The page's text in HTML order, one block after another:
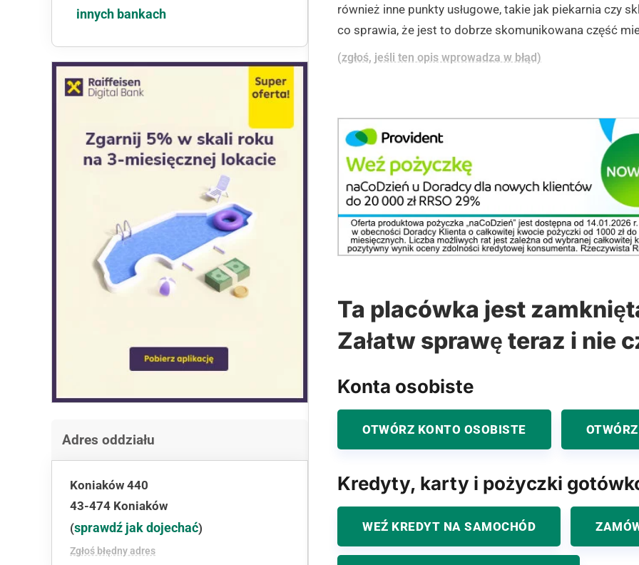
innych bankach
Adres oddziału
Koniaków 440
43-474 Koniaków
(sprawdź jak dojechać)
Zgłoś błędny adres
również inne punkty usługowe, takie jak piekarnia czy
co sprawia, że jest to dobrze skomunikowana część
(zgłoś, jeśli ten opis wprowadza w błąd)
Ta placówka jest
Załatw sprawę teraz i nie
Konta osobiste
OTWÓRZ KONTO OSOBISTE
Kredyty, karty i pożyczki
WEŹ KREDYT NA SAMOCHÓD